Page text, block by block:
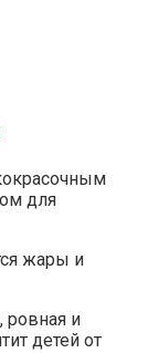
для
жары и
ровная и
детей от